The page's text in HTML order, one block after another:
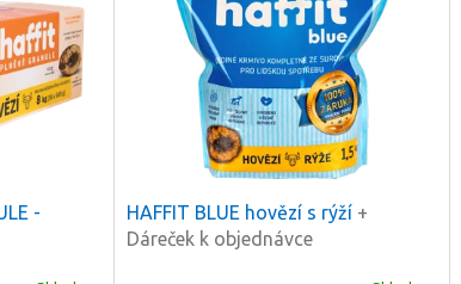
-
HAFFIT BLUE hovězí s rýží +
Dáreček k objednávce